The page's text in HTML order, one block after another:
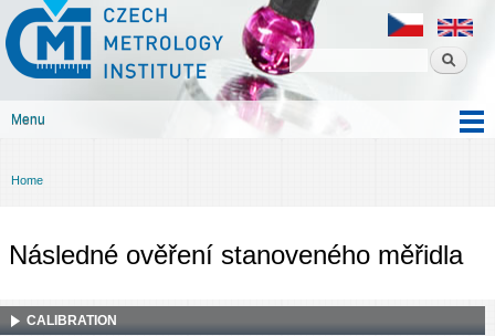
content
Czech
metrology
institute
Menu
You are here
Home
Následné ověření stanoveného měřidla
CALIBRATION